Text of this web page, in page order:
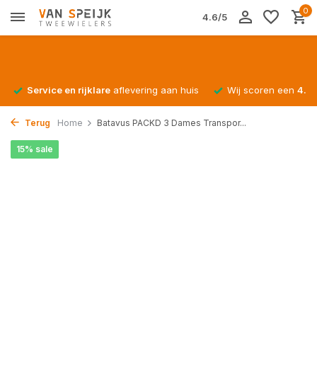
4.6/5
0
Service en rijklare aflevering aan huis Wij scoren een
Terug Home Batavus PACKD 3 Dames Transpor...
15% sale